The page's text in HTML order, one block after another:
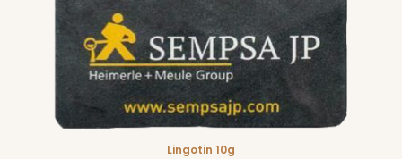
Lingotin 10g